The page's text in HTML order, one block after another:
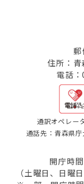
住所：
電話
通訳オペレー
通話先：青森県
開庁時
（土曜日、日曜